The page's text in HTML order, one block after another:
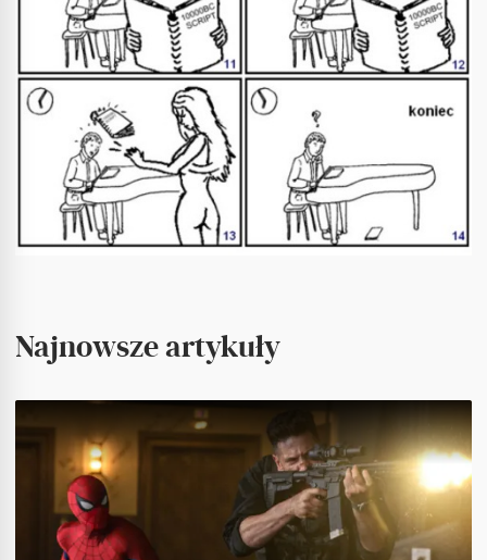
Najnowsze artykuły